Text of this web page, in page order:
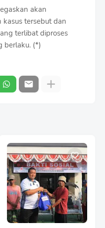
akan
tersebut dan
terlibat diproses
berlaku. (*)